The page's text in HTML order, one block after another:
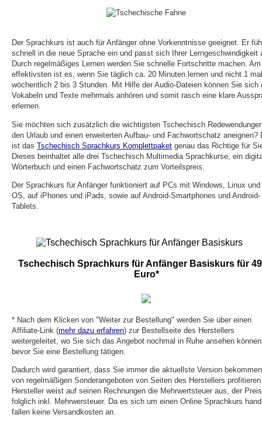
Der Sprachkurs ist auch für Anfänger ohne Vorkenntnisse geeignet. Er
schnell in die neue Sprache ein und passt sich Ihrer Lerngeschwindigkeit
Durch regelmäßiges Lernen werden Sie schnelle Fortschritte machen. Am
effektivsten ist es, wenn Sie täglich ca. 20 Minuten lernen und nicht 1 mal
wöchentlich 2 bis 3 Stunden. Mit Hilfe der Audio-Dateien können Sie sich
Vokabeln und Texte mehrmals anhören und somit rasch eine klare
erlernen.
Sie möchten sich zusätzlich die wichtigsten Tschechisch
den Urlaub und einen erweiterten Aufbau- und Fachwortschatz aneignen?
ist das Tschechisch Sprachkurs Komplettpaket genau das Richtige für
Dieses beinhaltet alle drei Tschechisch Multimedia Sprachkurse, ein
Wörterbuch und einen Fachwortschatz zum Vorteilspreis.
Der Sprachkurs für Anfänger funktioniert auf PCs mit Windows, Linux
OS, auf iPhones und iPads, sowie auf Android-Smartphones und Android-
Tablets.
Tschechisch Sprachkurs für Anfänger Basiskurs für
Euro*
* Nach dem Klicken von "Weiter zur Bestellung" werden Sie über einen
Affiliate-Link (mehr dazu erfahren) zur Bestellseite des Herstellers
weitergeleitet, wo Sie sich das Angebot nochmal in Ruhe ansehen
bevor Sie eine Bestellung tätigen.
Dadurch wird garantiert, dass Sie immer die aktuellste Version
von regelmäßigen Sonderangeboten von Seiten des Herstellers
Hersteller weist auf seinen Rechnungen die Mehrwertsteuer aus, der
folglich inkl. Mehrwersteuer. Da es sich um einen Online Sprachkurs
fallen keine Versandkosten an.